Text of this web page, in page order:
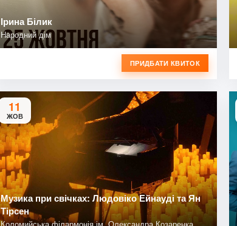
Ірина Білик
Народний дім
ПРИДБАТИ КВИТОК
11
ЖОВ
Музика при свічках: Людовіко Ейнауді та Ян
Тірсен